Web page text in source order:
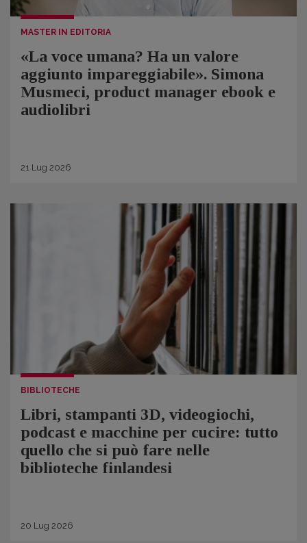
MASTER IN EDITORIA
«La voce umana? Ha un valore
aggiunto impareggiabile». Simona
Musmeci, product manager ebook e
audiolibri
21 Lug 2026
BIBLIOTECHE
Libri, stampanti 3D, videogiochi,
podcast e macchine per cucire: tutto
quello che si può fare nelle
biblioteche finlandesi
20 Lug 2026